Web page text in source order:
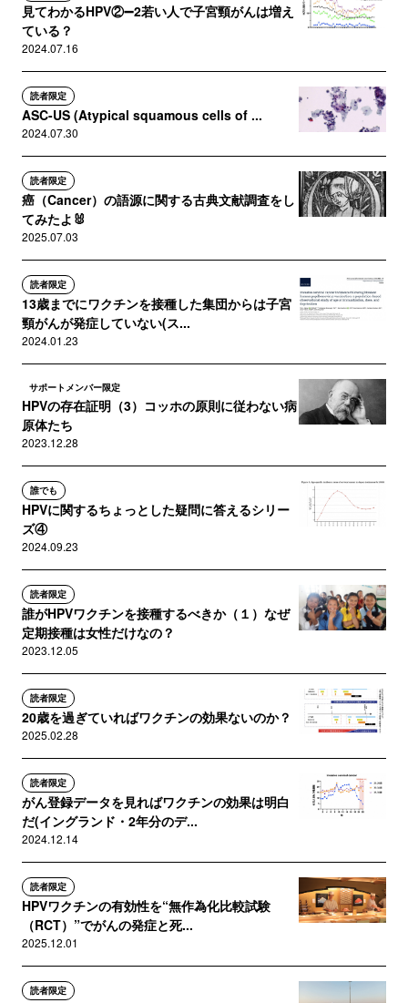
見てわかるHPV②➖2若い人で子宮頸がんは増え
ている？
2024.07.16
読者限定
ASC-US (Atypical squamous cells of ...
2024.07.30
読者限定
癌（Cancer）の語源に関する古典文献調査をし
てみたよ🐰
2025.07.03
読者限定
13歳までにワクチンを接種した集団からは子宮
頸がんが発症していない(ス...
2024.01.23
サポートメンバー限定
HPVの存在証明（3）コッホの原則に従わない病
原体たち
2023.12.28
誰でも
HPVに関するちょっとした疑問に答えるシリー
ズ④
2024.09.23
読者限定
誰がHPVワクチンを接種するべきか（１）なぜ
定期接種は女性だけなの？
2023.12.05
読者限定
20歳を過ぎていればワクチンの効果ないのか？
2025.02.28
読者限定
がん登録データを見ればワクチンの効果は明白
だ(イングランド・2年分のデ...
2024.12.14
読者限定
HPVワクチンの有効性を“無作為化比較試験
（RCT）”でがんの発症と死...
2025.12.01
読者限定